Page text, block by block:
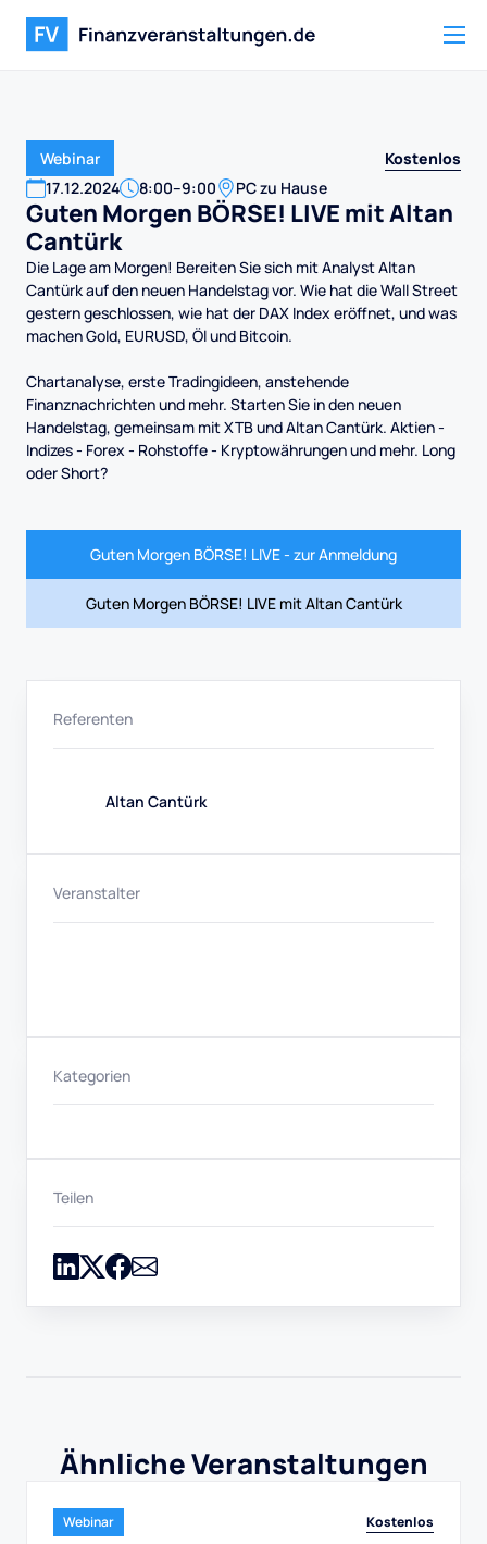
Webinar
Kostenlos
17.12.2024 8:00–9:00 PC zu Hause
Guten Morgen BÖRSE! LIVE mit Altan
Cantürk
Die Lage am Morgen! Bereiten Sie sich mit Analyst Altan
Cantürk auf den neuen Handelstag vor. Wie hat die Wall Street
gestern geschlossen, wie hat der DAX Index eröffnet, und was
machen Gold, EURUSD, Öl und Bitcoin.
Chartanalyse, erste Tradingideen, anstehende
Finanznachrichten und mehr. Starten Sie in den neuen
Handelstag, gemeinsam mit XTB und Altan Cantürk. Aktien -
Indizes - Forex - Rohstoffe - Kryptowährungen und mehr. Long
oder Short?
Guten Morgen BÖRSE! LIVE - zur Anmeldung
Guten Morgen BÖRSE! LIVE mit Altan Cantürk
Referenten
Altan Cantürk
Veranstalter
Kategorien
Teilen
Ähnliche Veranstaltungen
Webinar
Kostenlos